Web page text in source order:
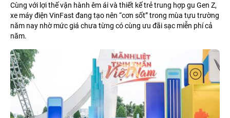
Cùng với lợi thế vận hành êm ái và thiết kế trẻ trung hợp gu Gen Z,
xe máy điện VinFast đang tạo nên “cơn sốt” trong mùa tựu trường
năm nay nhờ mức giá chưa từng có cùng ưu đãi sạc miễn phí cả
năm.